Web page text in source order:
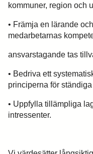
kommuner, region och
• Främja en lärande
medarbetarnas
ansvarstagande tas
• Bedriva ett
principerna för
• Uppfylla tillämpliga
intressenter.